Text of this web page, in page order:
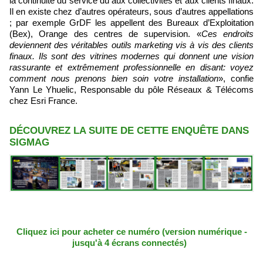
Il en existe chez d’autres opérateurs, sous d’autres appellations
; par exemple GrDF les appellent des Bureaux d’Exploitation
(Bex), Orange des centres de supervision. «Ces endroits
deviennent des véritables outils marketing vis à vis des clients
finaux. Ils sont des vitrines modernes qui donnent une vision
rassurante et extrêmement professionnelle en disant: voyez
comment nous prenons bien soin votre installation», confie
Yann Le Yhuelic, Responsable du pôle Réseaux & Télécoms
chez Esri France.
DÉCOUVREZ LA SUITE DE CETTE ENQUÊTE DANS
SIGMAG
Cliquez ici pour acheter ce numéro (version numérique -
jusqu'à 4 écrans connectés)